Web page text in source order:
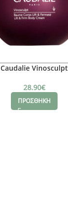
Caudalie Vinosculpt
28.90€
ΠΡΟΣΘΗΚΗ